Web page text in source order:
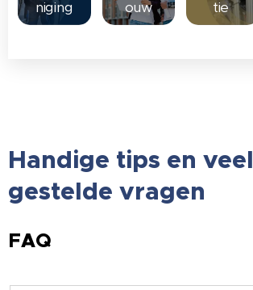
niging
ouw
tie
Handige tips en veel
gestelde vragen
FAQ